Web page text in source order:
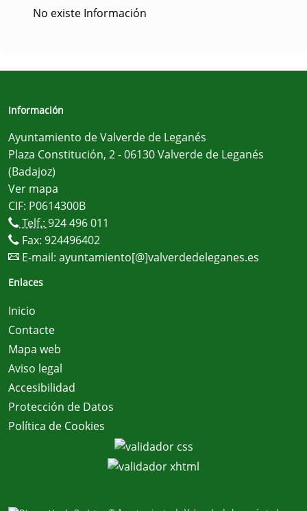
No existe Información
Información
Ayuntamiento de Valverde de Leganés
Plaza Constitución, 2 - 06130 Valverde de Leganés
(Badajoz)
Ver mapa
CIF: P0614300B
Telf.: 924 496 011
Fax: 924496402
E-mail: ayuntamiento[@]valverdedeleganes.es
Enlaces
Inicio
Contacte
Mapa web
Aviso legal
Accesibilidad
Protección de Datos
Política de Cookies